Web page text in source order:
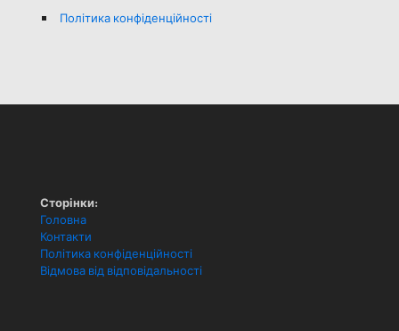
Політика конфіденційності
Сторінки:
Головна
Контакти
Політика конфіденційності
Відмова від відповідальності